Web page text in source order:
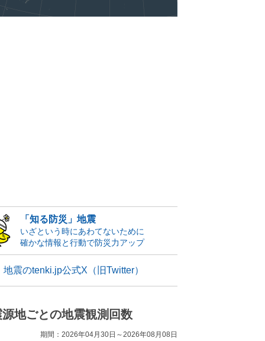
「知る防災」地震
いざという時にあわてないために
確かな情報と行動で防災力アップ
地震のtenki.jp公式X（旧Twitter）
源地ごとの地震観測回数
期間：2026年04月30日～2026年08月08日